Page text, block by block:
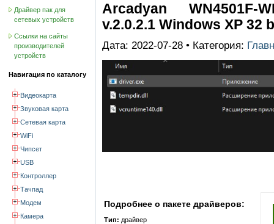
Драйвер пак для
сетевых устройств
Ссылки на сайты
производителей
устройств
Навигация по каталогу
Видеокарта
Звуковая карта
Сетевая карта
WiFi
Чипсет
USB
Контроллер
Тачпад
Модем
Камера
Arcadyan WN4501F-
v.2.0.2.1 Windows XP 32
Дата: 2022-07-28 • Категория:
Подробнее о пакете драйверов:
Тип: драйвер